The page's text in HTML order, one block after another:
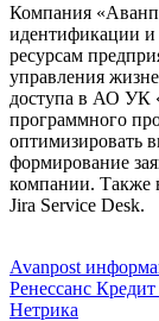
Компания
идентификации
ресурсам
управления
доступа в АО УК
программного
оптимизировать
формирование
компании. Также
Jira Service Desk.
Avanpost
Ренессанс Кредит
Нетрика